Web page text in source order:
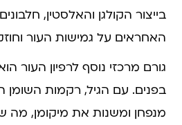
בייצור הקולגן והאלסטין,
האחראים על גמישות העור
גורם מרכזי נוסף לרפיון העור
בפנים. עם הגיל, רקמות
מנפחן ומשנות את מיקומן, מה